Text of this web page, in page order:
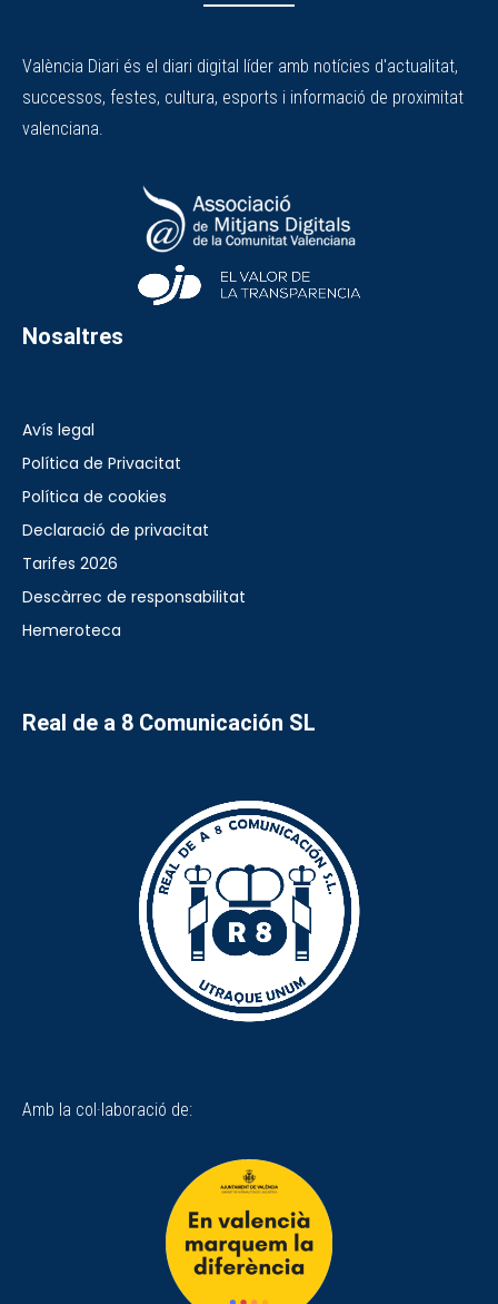
València Diari és el diari digital líder amb notícies d'actualitat,
successos, festes, cultura, esports i informació de proximitat
valenciana.
Nosaltres
Avís legal
Política de Privacitat
Política de cookies
Declaració de privacitat
Tarifes 2026
Descàrrec de responsabilitat
Hemeroteca
Real de a 8 Comunicación SL
Amb la col·laboració de: